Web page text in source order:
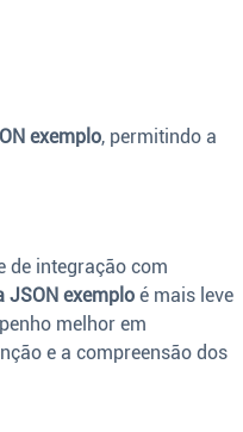
exemplo, permitindo a
de integração com
JSON exemplo é mais leve
melhor em
e a compreensão dos